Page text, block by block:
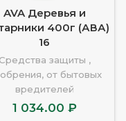
AVA Деревья и
400г (АВА)
16
Средства защиты ,
от бытовых
вредителей
1 034.00 ₽